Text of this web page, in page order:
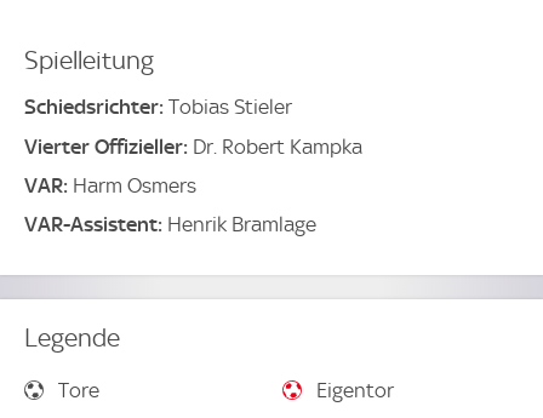
Spielleitung
Schiedsrichter: Tobias Stieler
Vierter Offizieller: Dr. Robert Kampka
VAR: Harm Osmers
VAR-Assistent: Henrik Bramlage
Legende
Tore
Eigentor